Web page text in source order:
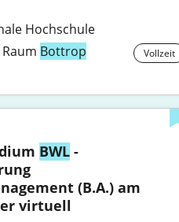
Hochschule
Bottrop Vollzeit
BWL -
(B.A.) am
virtuell